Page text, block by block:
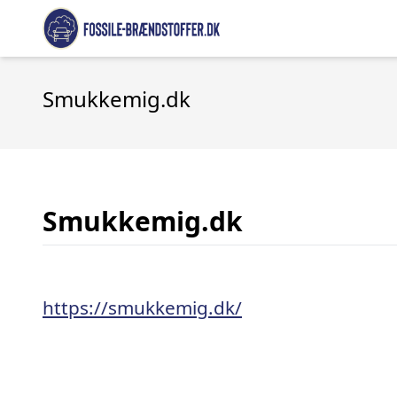
Smukkemig.dk
Smukkemig.dk
https://smukkemig.dk/